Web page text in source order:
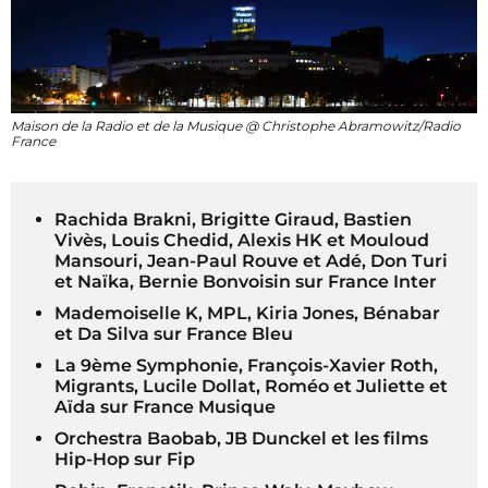
Maison de la Radio et de la Musique @ Christophe Abramowitz/Radio
France
Rachida Brakni, Brigitte Giraud, Bastien
Vivès, Louis Chedid, Alexis HK et Mouloud
Mansouri, Jean-Paul Rouve et Adé, Don Turi
et Naïka, Bernie Bonvoisin sur France Inter
Mademoiselle K, MPL, Kiria Jones, Bénabar
et Da Silva sur France Bleu
La 9ème Symphonie, François-Xavier Roth,
Migrants, Lucile Dollat, Roméo et Juliette et
Aïda sur France Musique
Orchestra Baobab, JB Dunckel et les films
Hip-Hop sur Fip